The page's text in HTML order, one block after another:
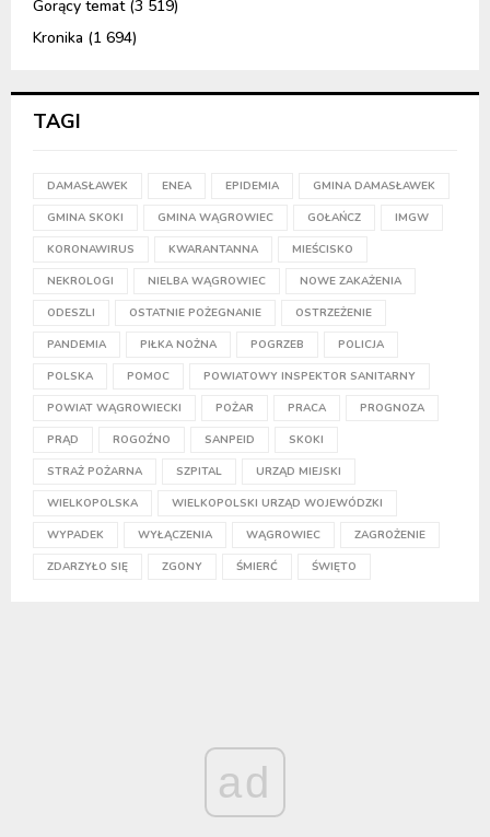
Gorący temat(3 519)
Kronika (1 694)
TAGI
DAMASŁAWEK ENEA EPIDEMIA GMINA DAMASŁAWEK
GMINA SKOKI GMINA WĄGROWIEC GOŁAŃCZ IMGW
KORONAWIRUS KWARANTANNA MIEŚCISKO
NEKROLOGI NIELBA WĄGROWIEC NOWE ZAKAŻENIA
ODESZLI OSTATNIE POŻEGNANIE OSTRZEŻENIE
PANDEMIA PIŁKA NOŻNA POGRZEB POLICJA
POLSKA POMOC POWIATOWY INSPEKTOR SANITARNY
POWIAT WĄGROWIECKI POŻAR PRACA PROGNOZA
PRĄD ROGOŹNO SANPEID SKOKI
STRAŻ POŻARNA SZPITAL URZĄD MIEJSKI
WIELKOPOLSKA WIELKOPOLSKI URZĄD WOJEWÓDZKI
WYPADEK WYŁĄCZENIA WĄGROWIEC ZAGROŻENIE
ZDARZYŁO SIĘ ZGONY ŚMIERĆ ŚWIĘTO
ad